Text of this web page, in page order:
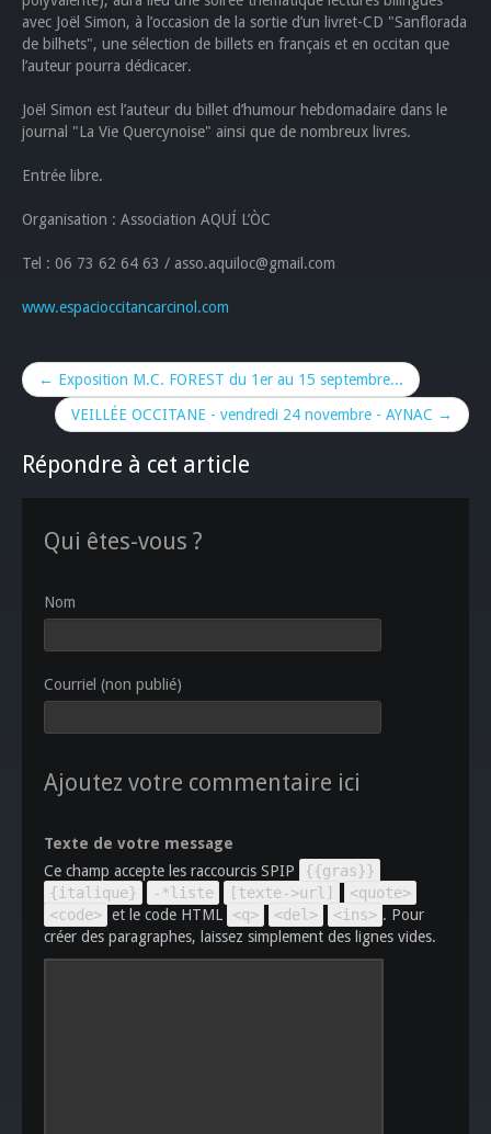
avec Joël Simon, à l’occasion de la sortie d’un livret-CD "Sanflorada
de bilhets", une sélection de billets en français et en occitan que
l’auteur pourra dédicacer.‬
Joël Simon est l’auteur du billet d’humour hebdomadaire dans le
journal "La Vie Quercynoise" ainsi que de nombreux livres.
Entrée libre.
Organisation : Association AQUÍ L’ÒC
Tel : ‪06 73 62 64 63‬ / asso.aquiloc@gmail.com
www.espacioccitancarcinol.com
← Exposition M.C. FOREST du 1er au 15 septembre...
VEILLÉE OCCITANE - vendredi 24 novembre - AYNAC →
Répondre à cet article
Qui êtes-vous ?
Nom
Courriel (non publié)
Ajoutez votre commentaire ici
Texte de votre message
Ce champ accepte les raccourcis SPIP
{{gras}}
{italique}
-*liste [texte->url]
<quote>
<code> et le code HTML <q> <del> <ins> . Pour
créer des paragraphes, laissez simplement des lignes vides.